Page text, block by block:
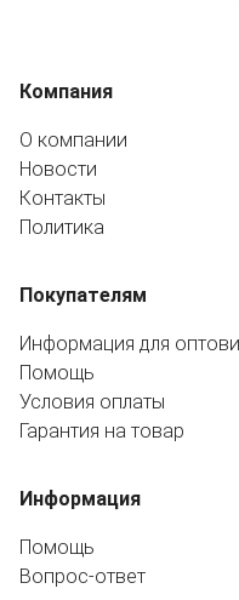
Компания
О компании
Новости
Контакты
Политика
Покупателям
Информация для
Помощь
Условия оплаты
Гарантия на товар
Информация
Помощь
Вопрос-ответ